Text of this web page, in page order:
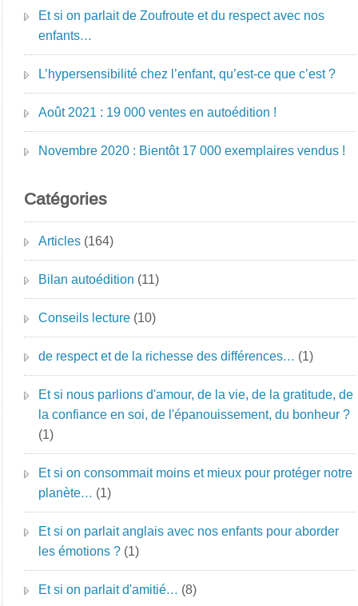
Et si on parlait de Zoufroute et du respect avec nos
enfants…
L’hypersensibilité chez l’enfant, qu’est-ce que c’est ?
Août 2021 : 19 000 ventes en autoédition !
Novembre 2020 : Bientôt 17 000 exemplaires vendus !
Catégories
Articles (164)
Bilan autoédition (11)
Conseils lecture (10)
de respect et de la richesse des différences… (1)
Et si nous parlions d'amour, de la vie, de la gratitude, de
la confiance en soi, de l'épanouissement, du bonheur ?
(1)
Et si on consommait moins et mieux pour protéger notre
planète… (1)
Et si on parlait anglais avec nos enfants pour aborder
les émotions ? (1)
Et si on parlait d'amitié… (8)